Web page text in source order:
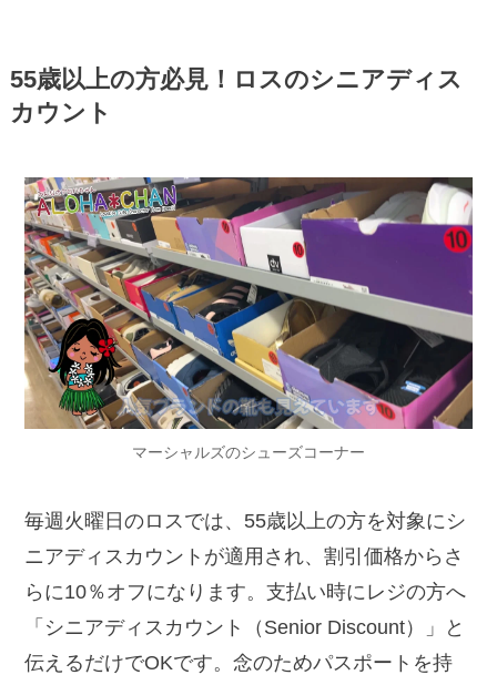
55歳以上の方必見！ロスのシニアディス
カウント
マーシャルズのシューズコーナー
毎週火曜日のロスでは、55歳以上の方を対象にシ
ニアディスカウントが適用され、割引価格からさ
らに10％オフになります。支払い時にレジの方へ
「シニアディスカウント（Senior Discount）」と
伝えるだけでOKです。念のためパスポートを持